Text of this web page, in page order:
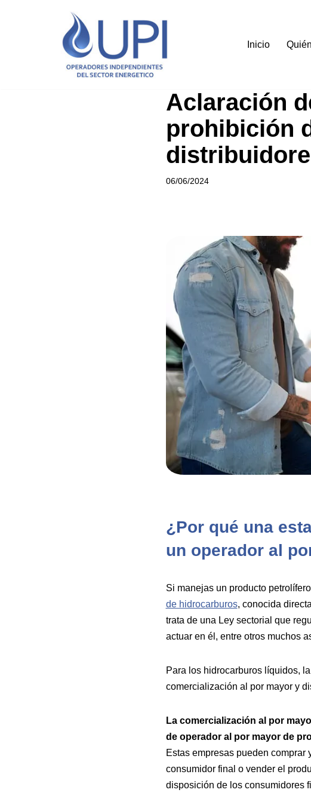
Inicio
Aclaración
prohibición
06/06/2024
¿Por qué una
un operador al
Si manejas un producto
de hidrocarburos, conocida
trata de una Ley sectorial que
actuar en él, entre otros muchos
Para los hidrocarburos líquidos,
comercialización al por mayor y
La comercialización al por
de operador al por mayor de
Estas empresas pueden comprar
consumidor final o vender el
disposición de los consumidores